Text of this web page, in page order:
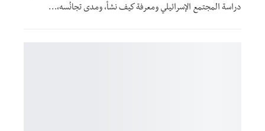
دراسة المجتمع الإسرائيلي ومعرفة كيف نشأ، ومدى تجانُسه،…